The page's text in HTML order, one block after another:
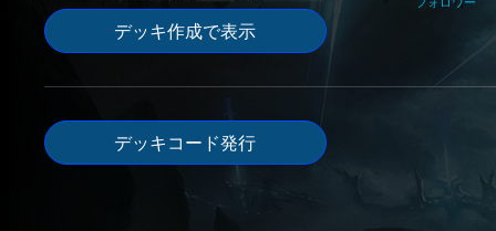
デッキ作成で表示
デッキコード発行